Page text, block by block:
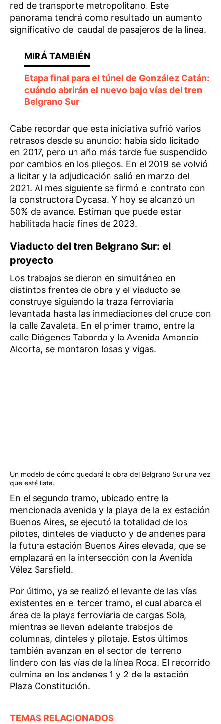
red de transporte metropolitano. Este
panorama tendrá como resultado un aumento
significativo del caudal de pasajeros de la línea.
Etapa final para el túnel de González Catán:
cuándo abrirán el nuevo bajo vías del tren
Belgrano Sur
Cabe recordar que esta iniciativa sufrió varios
retrasos desde su anuncio: había sido licitado
en 2017, pero un año más tarde fue suspendido
por cambios en los pliegos. En el 2019 se volvió
a licitar y la adjudicación salió en marzo del
2021. Al mes siguiente se firmó el contrato con
la constructora Dycasa. Y hoy se alcanzó un
50% de avance. Estiman que puede estar
habilitada hacia fines de 2023.
Viaducto del tren Belgrano Sur: el
proyecto
Los trabajos se dieron en simultáneo en
distintos frentes de obra y el viaducto se
construye siguiendo la traza ferroviaria
levantada hasta las inmediaciones del cruce con
la calle Zavaleta. En el primer tramo, entre la
calle Diógenes Taborda y la Avenida Amancio
Alcorta, se montaron losas y vigas.
Un modelo de cómo quedará la obra del Belgrano Sur una vez
que esté lista.
En el segundo tramo, ubicado entre la
mencionada avenida y la playa de la ex estación
Buenos Aires, se ejecutó la totalidad de los
pilotes, dinteles de viaducto y de andenes para
la futura estación Buenos Aires elevada, que se
emplazará en la intersección con la Avenida
Vélez Sarsfield.
Por último, ya se realizó el levante de las vías
existentes en el tercer tramo, el cual abarca el
área de la playa ferroviaria de cargas Sola,
mientras se llevan adelante trabajos de
columnas, dinteles y pilotaje. Estos últimos
también avanzan en el sector del terreno
lindero con las vías de la línea Roca. El recorrido
culmina en los andenes 1 y 2 de la estación
Plaza Constitución.
TEMAS RELACIONADOS